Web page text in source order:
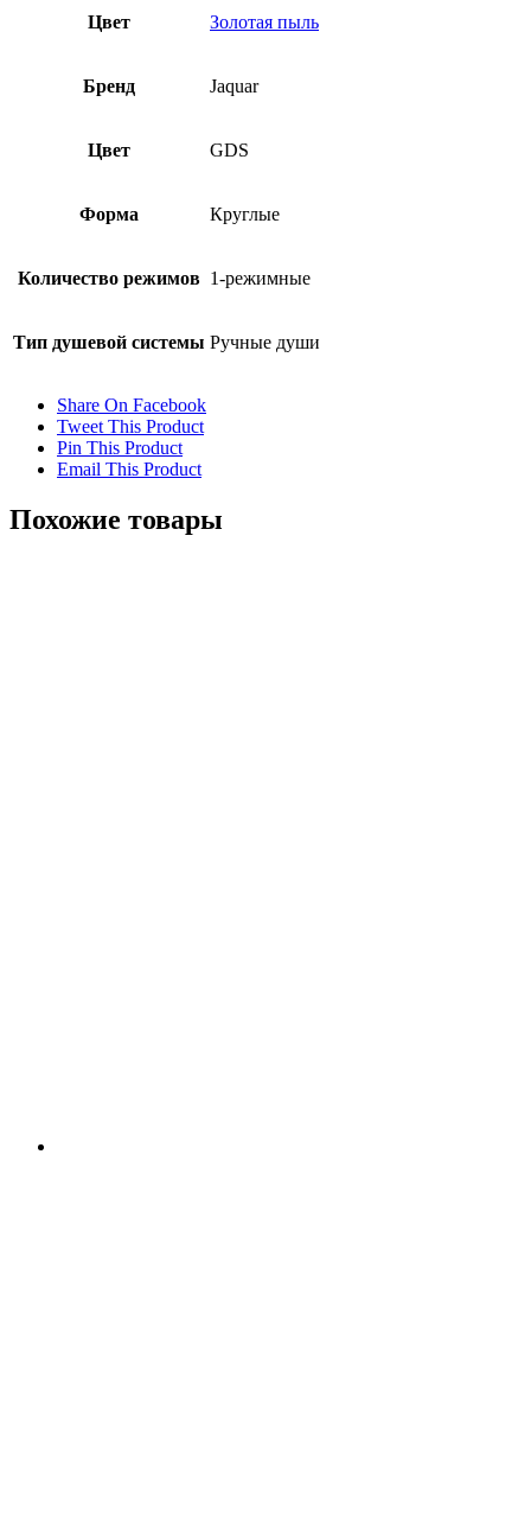
Цвет Золотая пыль
Бренд Jaquar
Цвет GDS
Форма Круглые
Количество режимов 1-режимные
Тип душевой системы Ручные души
Share On Facebook
Tweet This Product
Pin This Product
Email This Product
Похожие товары